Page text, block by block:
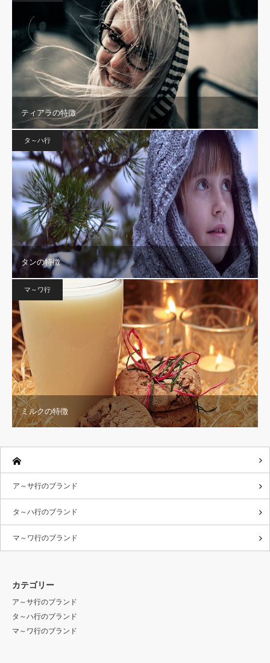
ティアラの特徴
タ～ハ行
タンの特徴
マ～ワ行
ミルクの特徴
ア～サ行のブランド
タ～ハ行のブランド
マ～ワ行のブランド
カテゴリー
ア～サ行のブランド
タ～ハ行のブランド
マ～ワ行のブランド